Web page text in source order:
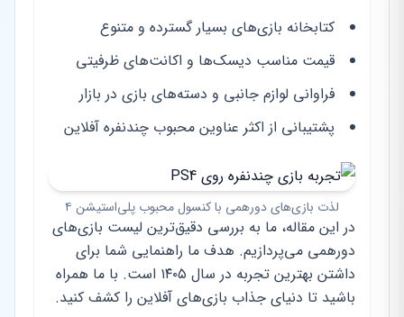
کتابخانه بازی‌های بسیار گسترده و متنوع
قیمت مناسب دیسک‌ها و اکانت‌های ظرفیتی
فراوانی لوازم جانبی و دسته‌های بازی در بازار
پشتیبانی از اکثر عناوین محبوب چندنفره آفلاین
لذت بازی‌های دورهمی با کنسول محبوب پلی‌استیشن ۴
در این مقاله، ما به بررسی دقیق‌ترین لیست بازی‌های
دورهمی می‌پردازیم. هدف ما راهنمایی شما برای
داشتن بهترین تجربه در سال ۱۴۰۵ است. با ما همراه
باشید تا دنیای جذاب بازی‌های آفلاین را کشف کنید.